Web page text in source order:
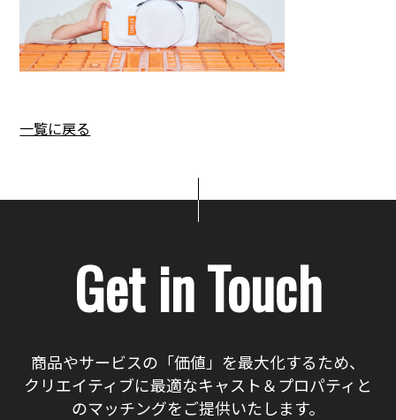
一覧に戻る
Get in Touch
商品やサービスの「価値」を最大化するため、
クリエイティブに最適なキャスト＆プロパティと
のマッチングをご提供いたします。